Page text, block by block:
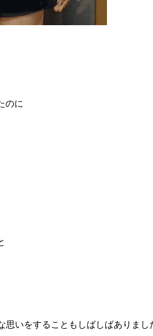
のに
いをすることもしばしばありまし